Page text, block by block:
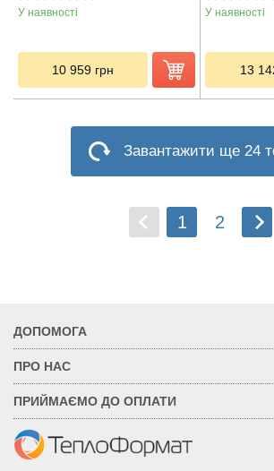
У наявності
10 959 грн
У наявності
13
Завантажити ще 24
1 2
ДОПОМОГА
ПРО НАС
ПРИЙМАЄМО ДО ОПЛАТИ